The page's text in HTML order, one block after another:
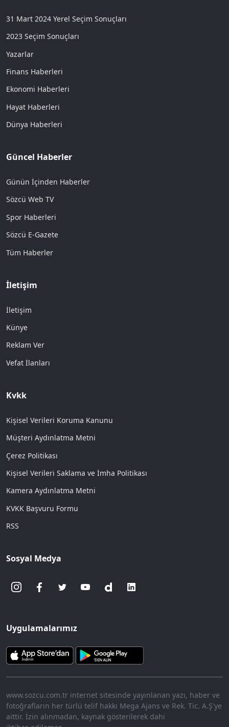
31 Mart 2024 Yerel Seçim Sonuçları
2023 Seçim Sonuçları
Yazarlar
Finans Haberleri
Ekonomi Haberleri
Hayat Haberleri
Dünya Haberleri
Güncel Haberler
Günün İçinden Haberler
Sözcü Web TV
Spor Haberleri
Sözcü E-Gazete
Tüm Haberler
İletişim
İletişim
Künye
Reklam Ver
Vefat İlanları
Kvkk
Kişisel Verileri Koruma Kanunu
Müşteri Aydınlatma Metni
Çerez Politikası
Kişisel Verileri Saklama ve İmha Politikası
Kamera Aydınlatma Metni
KVKK Başvuru Formu
RSS
Sosyal Medya
Uygulamalarımız
www.sozcu.com.tr internet sitesinde yayınlanan yazı, haber ve
fotoğrafların her türlü telif hakkı Mega Ajans ve Rek. Tic. A.Ş'ye
aittir. İzin alınmadan, kaynak gösterilerek dahi